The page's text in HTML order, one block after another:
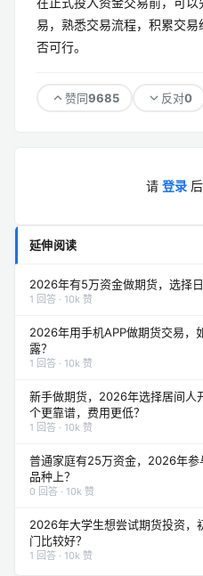
易，熟悉交易流程，积累交
否可行。
赞同9685 反对0
请 登录
延伸阅读
2026年有5万资金做期货，选择
1 回答 · 10k 赞
2026年用手机APP做期货交易，
露？
1 回答 · 10k 赞
新手做期货，2026年选择居间人
个更靠谱，费用更低？
1 回答 · 10k 赞
普通家庭有25万资金，2026年
品种上？
0 回答 · 10k 赞
2026年大学生想尝试期货投资，
门比较好？
1 回答 · 10k 赞